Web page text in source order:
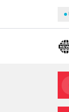
Avrupa Drama